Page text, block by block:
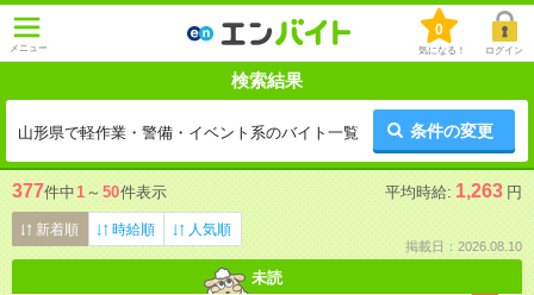
メニュー
0
気になる！ ログイン
検索結果
山形県で軽作業・警備・イベント系のバイト一覧 条件の変更
377件中1 ～ 50件表示 平均時給: 1,263 円
新着順 時給順 人気順
掲載日：2026.08.10
未読